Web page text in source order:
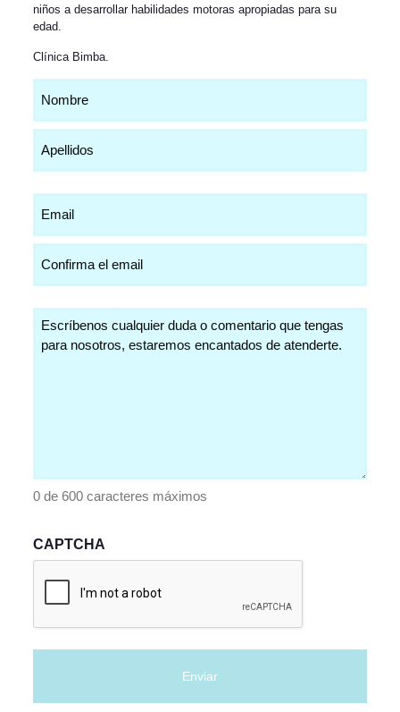
niños a desarrollar habilidades motoras apropiadas para su
edad.
Clínica Bimba.
(Obligatorio)
(Obligatorio)
(Obligatorio)
0 de 600 caracteres máximos
CAPTCHA